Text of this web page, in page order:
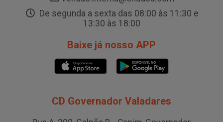
De segunda a sexta das 08:00 às 11:30 e
13:30 às 18:00
Baixe já nosso APP
CD Governador Valadares